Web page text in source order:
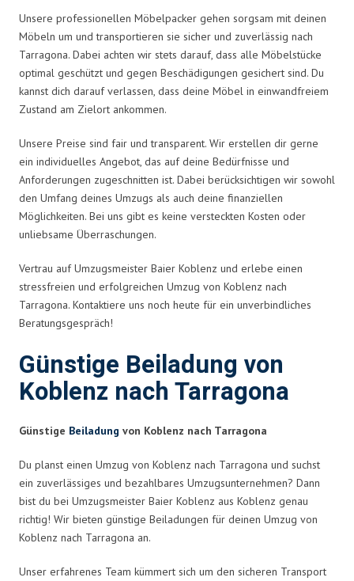
Unsere professionellen Möbelpacker gehen sorgsam mit deinen
Möbeln um und transportieren sie sicher und zuverlässig nach
Tarragona. Dabei achten wir stets darauf, dass alle Möbelstücke
optimal geschützt und gegen Beschädigungen gesichert sind. Du
kannst dich darauf verlassen, dass deine Möbel in einwandfreiem
Zustand am Zielort ankommen.
Unsere Preise sind fair und transparent. Wir erstellen dir gerne
ein individuelles Angebot, das auf deine Bedürfnisse und
Anforderungen zugeschnitten ist. Dabei berücksichtigen wir sowohl
den Umfang deines Umzugs als auch deine finanziellen
Möglichkeiten. Bei uns gibt es keine versteckten Kosten oder
unliebsame Überraschungen.
Vertrau auf Umzugsmeister Baier Koblenz und erlebe einen
stressfreien und erfolgreichen Umzug von Koblenz nach
Tarragona. Kontaktiere uns noch heute für ein unverbindliches
Beratungsgespräch!
Günstige Beiladung von
Koblenz nach Tarragona
Günstige Beiladung von Koblenz nach Tarragona
Du planst einen Umzug von Koblenz nach Tarragona und suchst
ein zuverlässiges und bezahlbares Umzugsunternehmen? Dann
bist du bei Umzugsmeister Baier Koblenz aus Koblenz genau
richtig! Wir bieten günstige Beiladungen für deinen Umzug von
Koblenz nach Tarragona an.
Unser erfahrenes Team kümmert sich um den sicheren Transport